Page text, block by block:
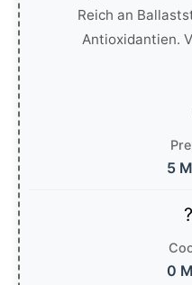
Reich an
Antioxidantien.
5
0